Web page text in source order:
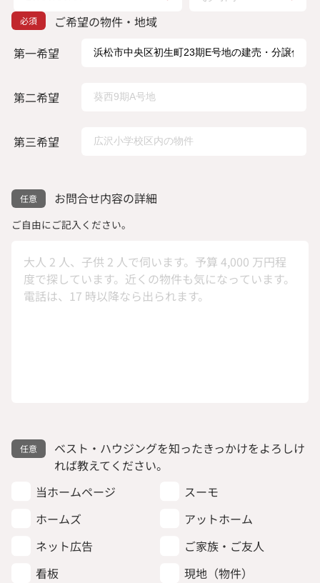
ご希望の物件・地域
第一希望
第二希望
第三希望
お問合せ内容の詳細
ご自由にご記入ください。
ベスト・ハウジングを知ったきっかけをよろしけ
れば教えてください。
当ホームページ
スーモ
ホームズ
アットホーム
ネット広告
ご家族・ご友人
看板
現地（物件）